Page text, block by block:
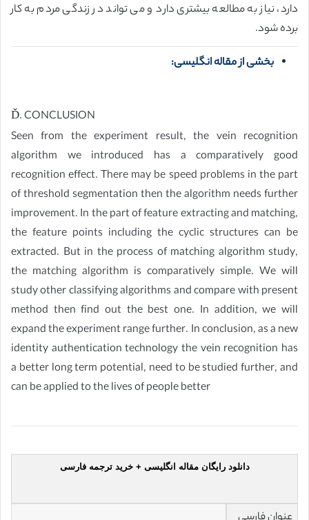
دارد، نیاز به مطالعه بیشتری دارد و می تواند در زندگی مردم به کار
برده شود.
بخشی از مقاله انگلیسی:
Ď. CONCLUSION
Seen from the experiment result, the vein recognition
algorithm we introduced has a comparatively good
recognition effect. There may be speed problems in the part
of threshold segmentation then the algorithm needs further
improvement. In the part of feature extracting and matching,
the feature points including the cyclic structures can be
extracted. But in the process of matching algorithm study,
the matching algorithm is comparatively simple. We will
study other classifying algorithms and compare with present
method then find out the best one. In addition, we will
expand the experiment range further. In conclusion, as a new
identity authentication technology the vein recognition has
a better long term potential, need to be studied further, and
can be applied to the lives of people better
دانلود رایگان مقاله انگلیسی + خرید ترجمه فارسی